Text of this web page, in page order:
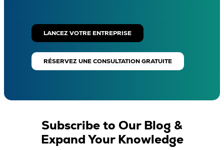
LANCEZ VOTRE ENTREPRISE
RÉSERVEZ UNE CONSULTATION GRATUITE
Subscribe to Our Blog &
Expand Your Knowledge